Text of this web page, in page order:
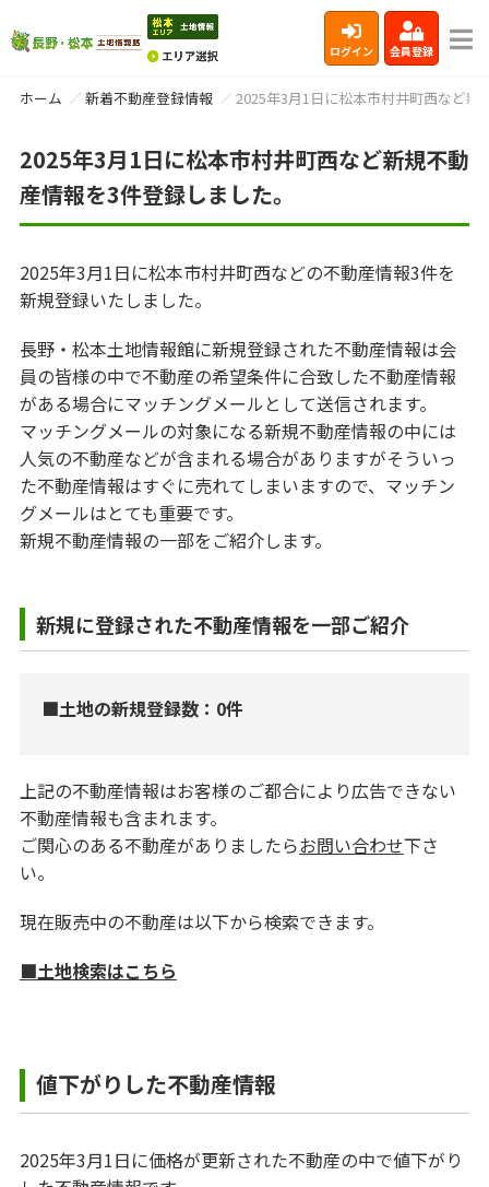
ログイン 会員登録
ホーム 新着不動産登録情報 2025年3月1日に松本市村井町西など
2025年3月1日に松本市村井町西など新規不動
産情報を3件登録しました。
2025年3月1日に松本市村井町西などの不動産情報3件を
新規登録いたしました。
長野・松本土地情報館に新規登録された不動産情報は会
員の皆様の中で不動産の希望条件に合致した不動産情報
がある場合にマッチングメールとして送信されます。
マッチングメールの対象になる新規不動産情報の中には
人気の不動産などが含まれる場合がありますがそういっ
た不動産情報はすぐに売れてしまいますので、マッチン
グメールはとても重要です。
新規不動産情報の一部をご紹介します。
新規に登録された不動産情報を一部ご紹介
■土地の新規登録数：0件
上記の不動産情報はお客様のご都合により広告できない
不動産情報も含まれます。
ご関心のある不動産がありましたらお問い合わせ下さ
い。
現在販売中の不動産は以下から検索できます。
■土地検索はこちら
値下がりした不動産情報
2025年3月1日に価格が更新された不動産の中で値下がり